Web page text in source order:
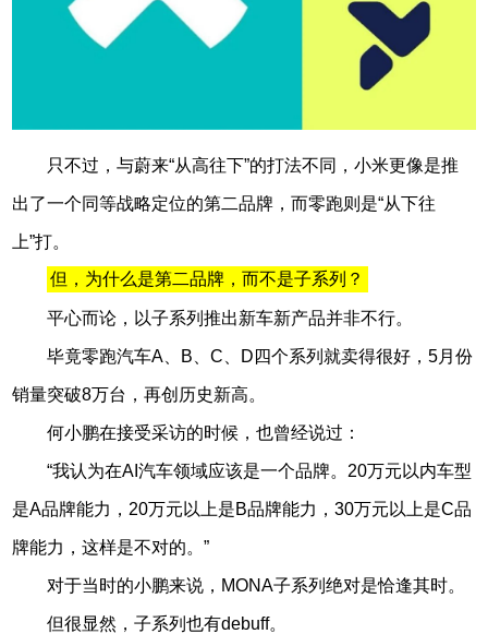
只不过，与蔚来“从高往下”的打法不同，小米更像是推
出了一个同等战略定位的第二品牌，而零跑则是“从下往
上”打。
但，为什么是第二品牌，而不是子系列？
平心而论，以子系列推出新车新产品并非不行。
毕竟零跑汽车A、B、C、D四个系列就卖得很好，5月份
销量突破8万台，再创历史新高。
何小鹏在接受采访的时候，也曾经说过：
“我认为在AI汽车领域应该是一个品牌。20万元以内车型
是A品牌能力，20万元以上是B品牌能力，30万元以上是C品
牌能力，这样是不对的。”
对于当时的小鹏来说，MONA子系列绝对是恰逢其时。
但很显然，子系列也有debuff。